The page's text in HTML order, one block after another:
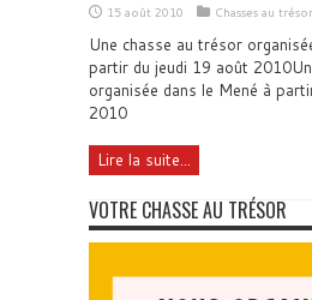
15 août 2010 Chasses au trésor
Une chasse au trésor
partir du jeudi 19 août
organisée dans le Mené à
2010
Lire la suite...
VOTRE CHASSE AU TRÉSOR